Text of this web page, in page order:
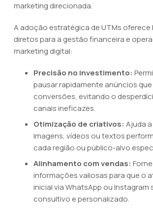
marketing direcionada.
A adoção estratégica de UTMs oferece
diretos para a gestão financeira e
marketing digital:
Precisão no investimento:
pausar rapidamente anúncios
conversões, evitando o
canais ineficazes.
Otimização de criativos: Ajuda
imagens, vídeos ou textos
cada região ou público-alvo
Alinhamento com vendas:
informações valiosas para que o
inicial via WhatsApp ou Instagram
consultivo e personalizado.